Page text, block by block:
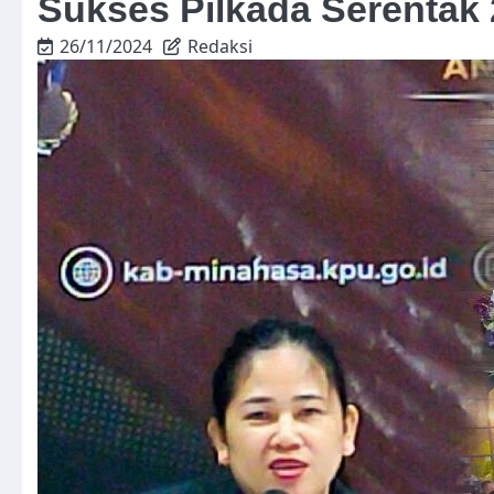
Sukses Pilkada Serentak
26/11/2024 Redaksi